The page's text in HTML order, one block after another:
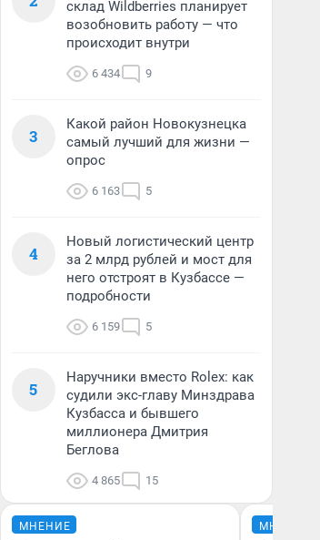
склад Wildberries планирует
возобновить работу — что
происходит внутри
6 434 9
3
Какой район Новокузнецка
самый лучший для жизни —
опрос
6 163 5
4
Новый логистический центр
за 2 млрд рублей и мост для
него отстроят в Кузбассе —
подробности
6 159 5
5
Наручники вместо Rolex: как
судили экс-главу Минздрава
Кузбасса и бывшего
миллионера Дмитрия
Беглова
4 865 15
МНЕНИЕ МНЕНИЕ